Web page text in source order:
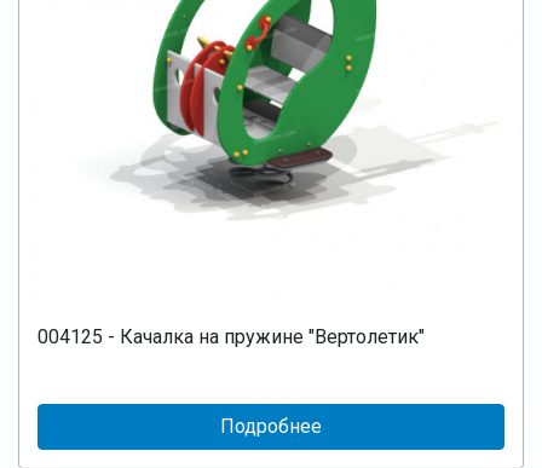
004125 - Качалка на пружине "Вертолетик"
Подробнее